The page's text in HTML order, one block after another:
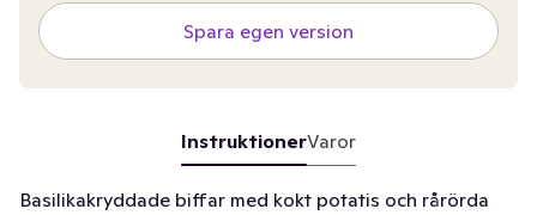
Spara egen version
InstruktionerVaror
Basilikakryddade biffar med kokt potatis och rårörda